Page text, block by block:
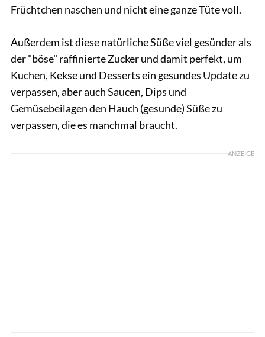
Früchtchen naschen und nicht eine ganze Tüte voll.
Außerdem ist diese natürliche Süße viel gesünder als
der "böse" raffinierte Zucker und damit perfekt, um
Kuchen, Kekse und Desserts ein gesundes Update zu
verpassen, aber auch Saucen, Dips und
Gemüsebeilagen den Hauch (gesunde) Süße zu
verpassen, die es manchmal braucht.
ANZEIGE